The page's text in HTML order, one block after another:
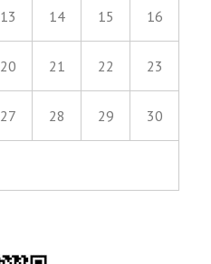
13 14 15 16
20 21 22 23
27 28 29 30